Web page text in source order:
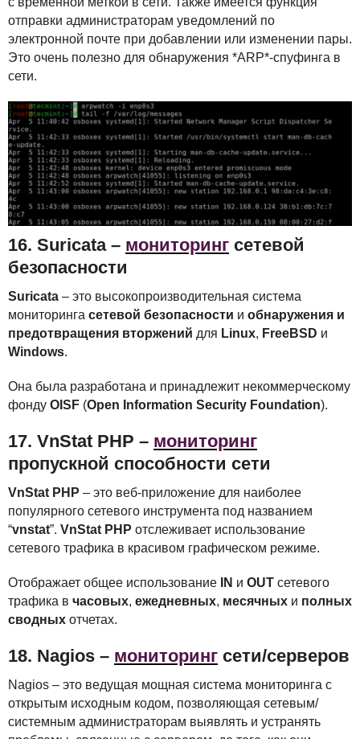
отправки администраторам уведомлений по
электронной почте при добавлении или изменении пары.
Это очень полезно для обнаружения *ARP*-спуфинга в
сети.
16. Suricata – мониторинг сетевой
безопасности
Suricata – это высокопроизводительная система
мониторинга сетевой безопасности и обнаружения и
предотвращения вторжений для Linux, FreeBSD и
Windows.
Она была разработана и принадлежит некоммерческому
фонду OISF (Open Information Security Foundation).
17. VnStat PHP – мониторинг
пропускной способности сети
VnStat PHP – это веб-приложение для наиболее
популярного сетевого инструмента под названием
“vnstat”. VnStat PHP отслеживает использование
сетевого трафика в красивом графическом режиме.
Отображает общее использование IN и OUT сетевого
трафика в часовых, ежедневных, месячных и полных
сводных отчетах.
18. Nagios – мониторинг сети/серверов
Nagios – это ведущая мощная система мониторинга с
открытым исходным кодом, позволяющая сетевым/
системным администраторам выявлять и устранять